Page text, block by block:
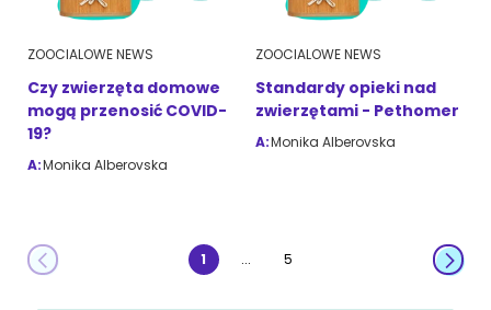
ZOOCIALOWE NEWS
Czy zwierzęta domowe
mogą przenosić COVID-
19?
A:Monika Alberovska
ZOOCIALOWE NEWS
Standardy opieki nad
zwierzętami - Pethomer
A:Monika Alberovska
1 ... 5